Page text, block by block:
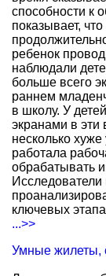
способности к
показывает,
ребенок
наблюдали
больше всего
раннем
в школу. У
экранами в эти
несколько
работала
обрабатывать
ключевых
...>>
Умные жилеты,